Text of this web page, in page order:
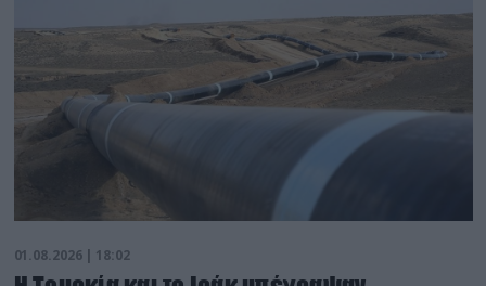
01.08.2026 | 18:02